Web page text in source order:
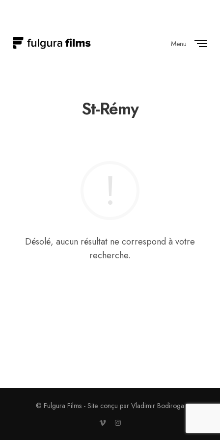
Menu
St-Rémy
Désolé, aucun résultat ne correspond à votre
recherche.
© Fulgura Films - Site conçu par Vladimir Bodiroga